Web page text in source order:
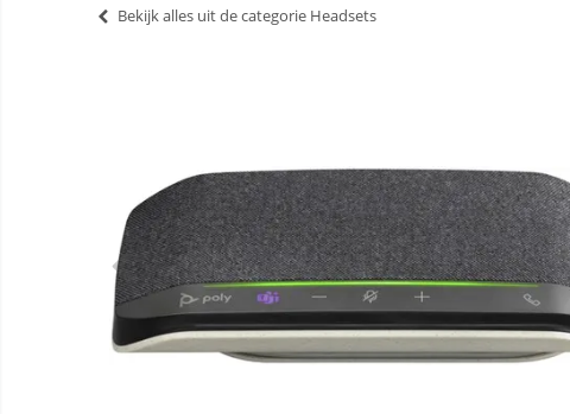
Bekijk alles uit de categorie Headsets